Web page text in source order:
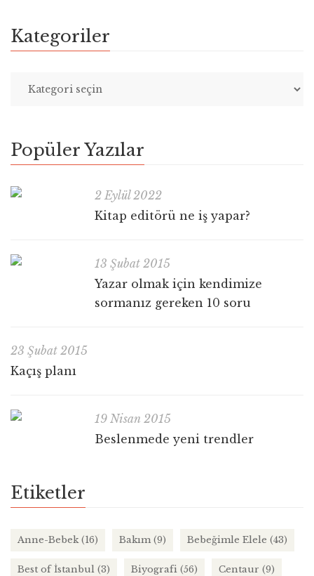
Kategoriler
Popüler Yazılar
2 Eylül 2022
Kitap editörü ne iş yapar?
13 Şubat 2015
Yazar olmak için kendimize
sormanız gereken 10 soru
23 Şubat 2015
Kaçış planı
19 Nisan 2015
Beslenmede yeni trendler
Etiketler
Anne-Bebek(16) Bakım (9) Bebeğimle Elele (43)
Best of İstanbul (3) Biyografi (56) Centaur (9)